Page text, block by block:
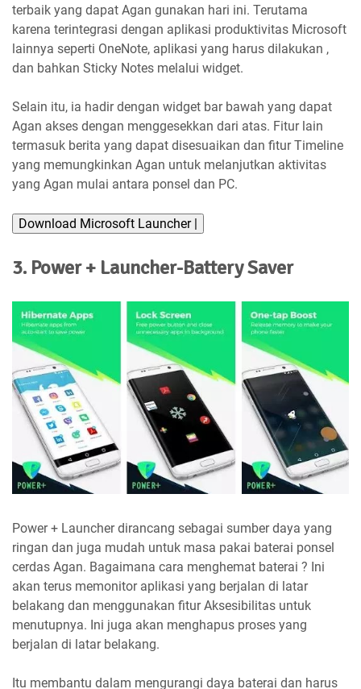
terbaik yang dapat Agan gunakan hari ini. Terutama
karena terintegrasi dengan aplikasi produktivitas Microsoft
lainnya seperti OneNote, aplikasi yang harus dilakukan ,
dan bahkan Sticky Notes melalui widget.
Selain itu, ia hadir dengan widget bar bawah yang dapat
Agan akses dengan menggesekkan dari atas. Fitur lain
termasuk berita yang dapat disesuaikan dan fitur Timeline
yang memungkinkan Agan untuk melanjutkan aktivitas
yang Agan mulai antara ponsel dan PC.
Download Microsoft Launcher |
3. Power + Launcher-Battery Saver
Power + Launcher dirancang sebagai sumber daya yang
ringan dan juga mudah untuk masa pakai baterai ponsel
cerdas Agan. Bagaimana cara menghemat baterai ? Ini
akan terus memonitor aplikasi yang berjalan di latar
belakang dan menggunakan fitur Aksesibilitas untuk
menutupnya. Ini juga akan menghapus proses yang
berjalan di latar belakang.
Itu membantu dalam mengurangi daya baterai dan harus